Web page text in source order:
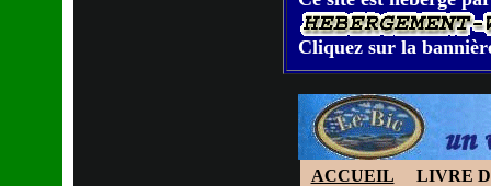
Cliquez sur la
ACCUEIL LIVRE